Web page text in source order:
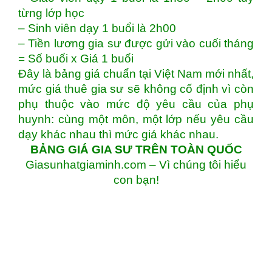
từng lớp học
– Sinh viên dạy 1 buổi là 2h00
– Tiền lương gia sư được gửi vào cuối tháng
= Số buổi x Giá 1 buổi
Đây là bảng giá chuẩn tại Việt Nam mới nhất,
mức giá thuê gia sư sẽ không cố định vì còn
phụ thuộc vào mức độ yêu cầu của phụ
huynh: cùng một môn, một lớp nếu yêu cầu
dạy khác nhau thì mức giá khác nhau.
BẢNG GIÁ GIA SƯ TRÊN TOÀN QUỐC
Giasunhatgiaminh.com – Vì chúng tôi hiểu
con bạn!